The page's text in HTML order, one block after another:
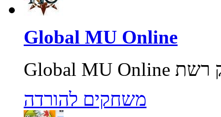
Global MU Online
משחקים להורדה